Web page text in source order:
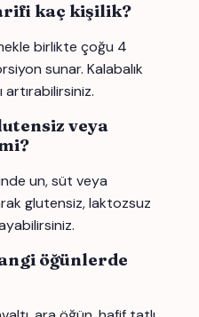
kaç kişilik?
birlikte çoğu 4
sunar. Kalabalık
artırabilirsiniz.
veya
un, süt veya
glutensiz, laktozsuz
öğünlerde